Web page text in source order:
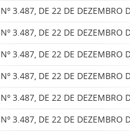
3.487, DE 22 DE DEZEMBRO
3.487, DE 22 DE DEZEMBRO
3.487, DE 22 DE DEZEMBRO
3.487, DE 22 DE DEZEMBRO
3.487, DE 22 DE DEZEMBRO
3.487, DE 22 DE DEZEMBRO